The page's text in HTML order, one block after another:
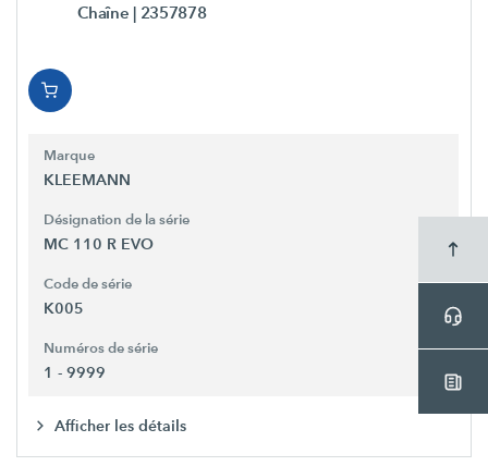
Chaîne | 2357878
Marque
KLEEMANN
Désignation de la série
MC 110 R EVO
Code de série
K005
Numéros de série
1 - 9999
Afficher les détails